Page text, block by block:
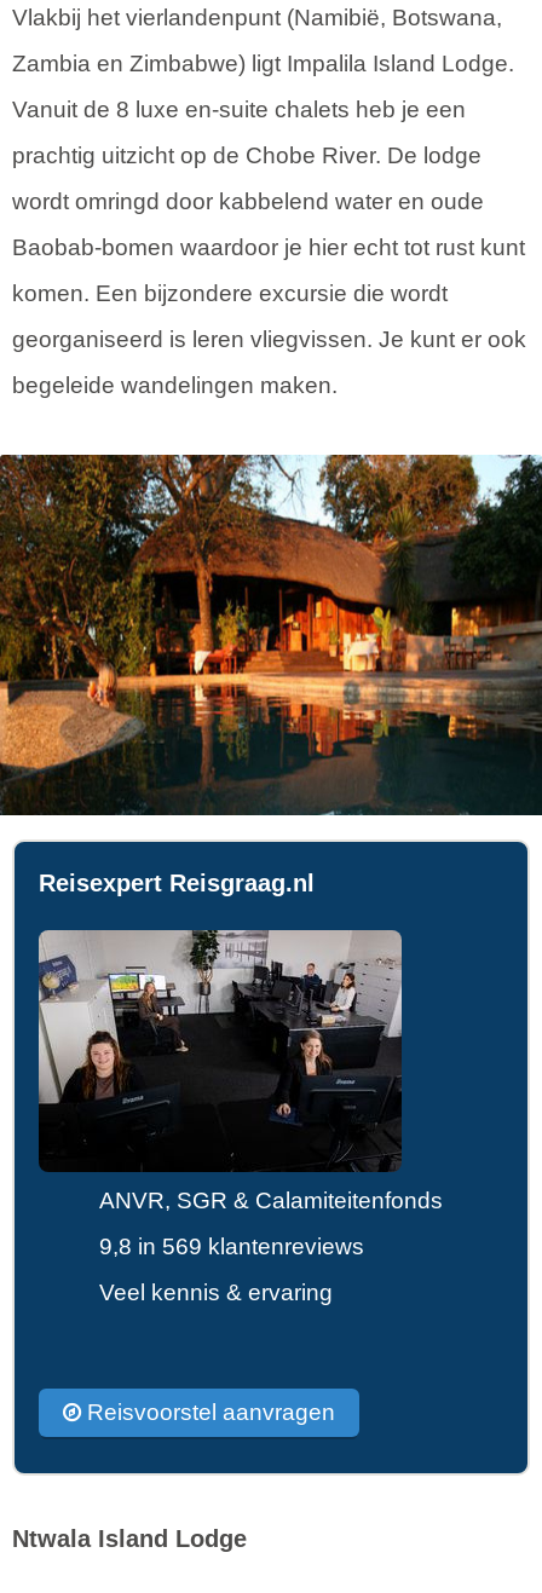
Vlakbij het vierlandenpunt (Namibië, Botswana,
Zambia en Zimbabwe) ligt Impalila Island Lodge.
Vanuit de 8 luxe en-suite chalets heb je een
prachtig uitzicht op de Chobe River. De lodge
wordt omringd door kabbelend water en oude
Baobab-bomen waardoor je hier echt tot rust kunt
komen. Een bijzondere excursie die wordt
georganiseerd is leren vliegvissen. Je kunt er ook
begeleide wandelingen maken.
Reisexpert Reisgraag.nl
ANVR, SGR & Calamiteitenfonds
9,8 in 569 klantenreviews
Veel kennis & ervaring
Reisvoorstel aanvragen
Ntwala Island Lodge